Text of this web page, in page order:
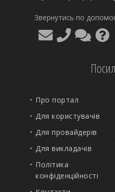
Звернутись по
Про портал
Для користувачів
Для провайдерів
Для викладачів
Політика
конфіденційності